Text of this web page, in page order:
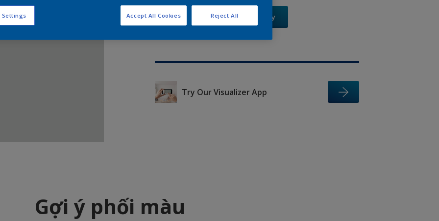
Xem Ngay
Try Our Visualizer App
Gợi ý phối màu
Reject All
Accept All Cookies
Settings